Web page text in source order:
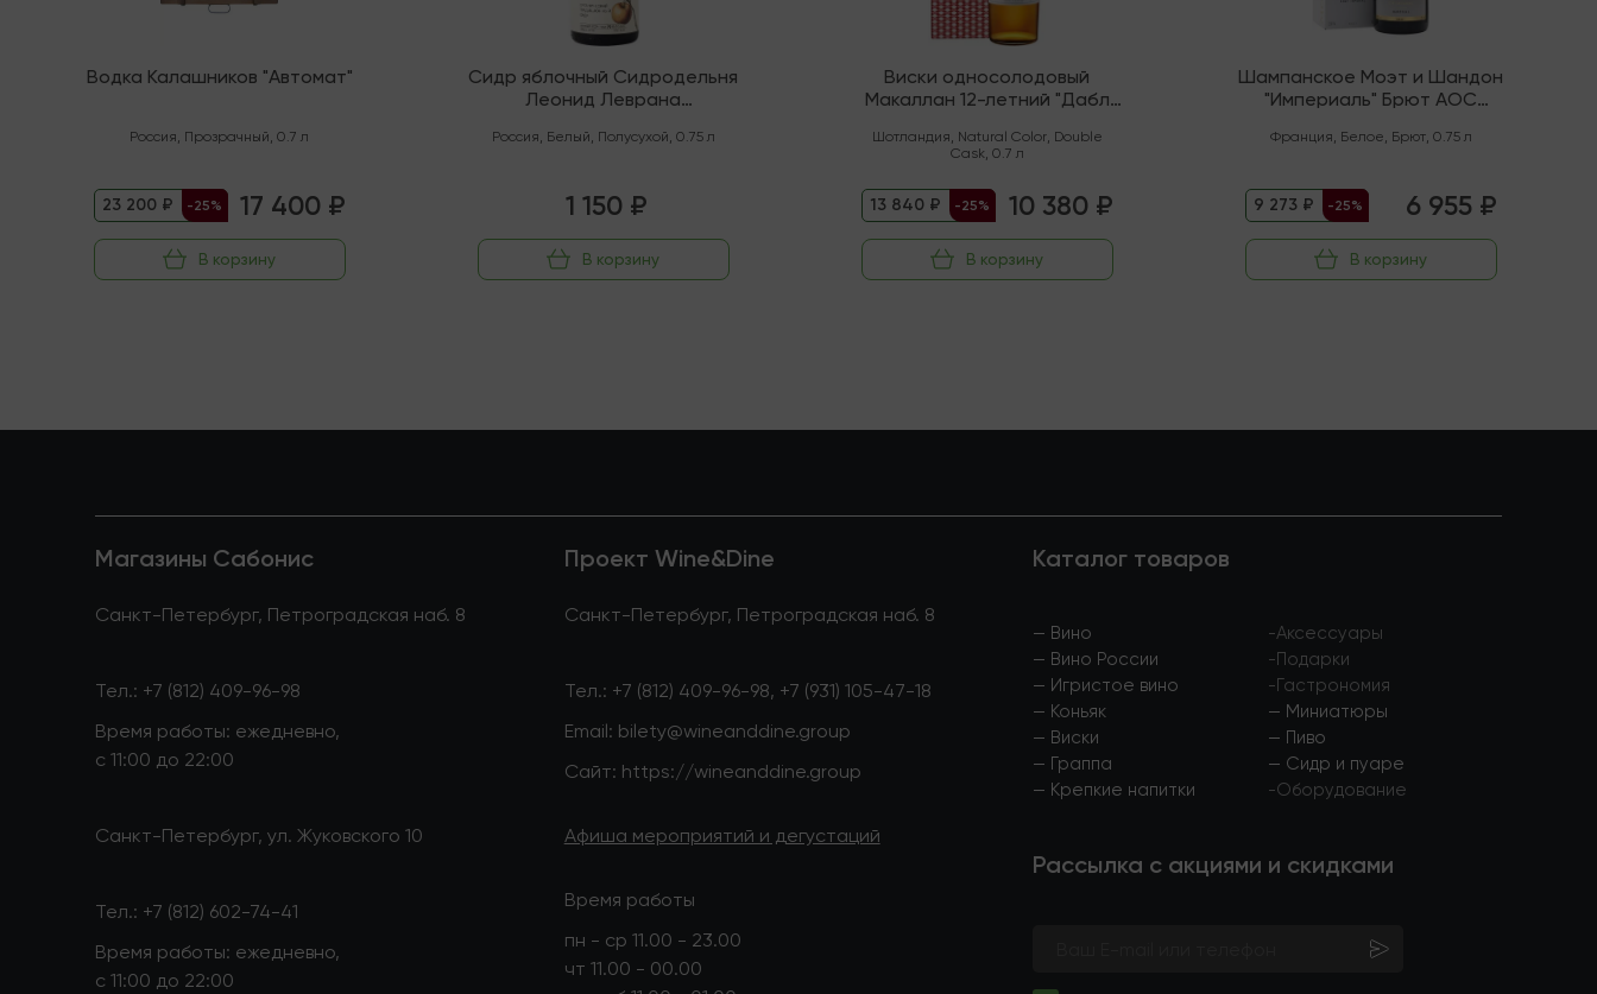
Водка Калашников "Автомат"
Россия, Прозрачный, 0.7 л
23 200 ₽ -25% 17 400 ₽
В корзину
Сидр яблочный Сидродельня
Леонид Леврана
Россия, Белый, Полусухой, 0.75 л
1 150 ₽
В корзину
Виски односолодовый
Макаллан 12-летний "Дабл
Шотландия, Natural Color, Double
Cask, 0.7 л
13 840 ₽ -25% 10 380 ₽
В корзину
Шампанское Моэт и Шандон
"Империаль" Брют AOC
Франция, Белое, Брют, 0.75 л
9 273 ₽ -25% 6 955 ₽
В корзину
Магазины Сабонис
Санкт-Петербург, Петроградская наб. 8
Тел.: +7 (812) 409-96-98
Время работы: ежедневно,
с 11:00 до 22:00
Санкт-Петербург, ул. Жуковского 10
Тел.: +7 (812) 602-74-41
Время работы: ежедневно,
с 11:00 до 22:00
Проект Wine&Dine
Санкт-Петербург, Петроградская наб. 8
Тел.: +7 (812) 409-96-98, +7 (931) 105-47-18
Email: bilety@wineanddine.group
Сайт: https://wineanddine.group
Афиша мероприятий и дегустаций
Время работы
пн - ср 11.00 - 23.00
чт 11.00 - 00.00
Каталог товаров
— Вино
— Вино России
— Игристое вино
— Коньяк
— Виски
— Граппа
— Крепкие напитки
-Аксессуары
-Подарки
-Гастрономия
— Миниатюры
— Пиво
— Сидр и пуаре
-Оборудование
Рассылка с акциями и скидками